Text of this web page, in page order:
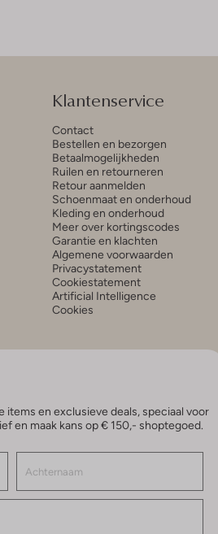
Klantenservice
Contact
Bestellen en bezorgen
Betaalmogelijkheden
Ruilen en retourneren
Retour aanmelden
Schoenmaat en onderhoud
Kleding en onderhoud
Meer over kortingscodes
Garantie en klachten
Algemene voorwaarden
Privacystatement
Cookiestatement
Artificial Intelligence
Cookies
items en exclusieve deals, speciaal voor
en maak kans op € 150,- shoptegoed.